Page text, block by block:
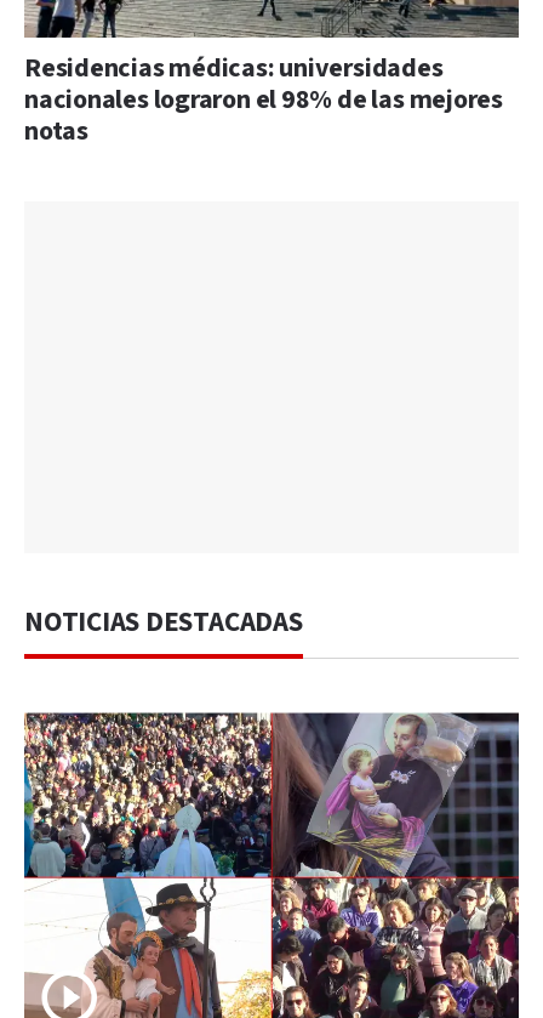
Residencias médicas: universidades
nacionales lograron el 98% de las mejores
notas
NOTICIAS DESTACADAS